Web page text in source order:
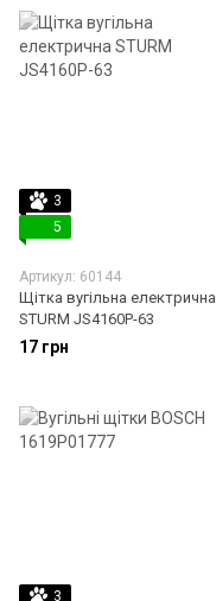
3
5
Артикул: 60144
Щітка вугільна електрична
STURM JS4160P-63
17 грн
3